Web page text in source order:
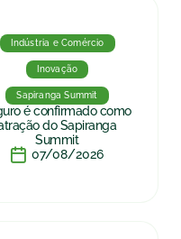
Indústria e Comércio
Inovação
Sapiranga Summit
é confirmado como
do Sapiranga
Summit
07/08/2026